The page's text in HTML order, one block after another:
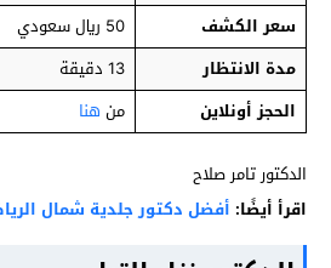
سعر الكشف
50 ريال سعودي
مدة الانتظار
13 دقيقة
الحجز أونلاين
من هنا
الدكتور تامر صلاح
اقرأ أيضًا: أفضل دكتور جلدية شمال